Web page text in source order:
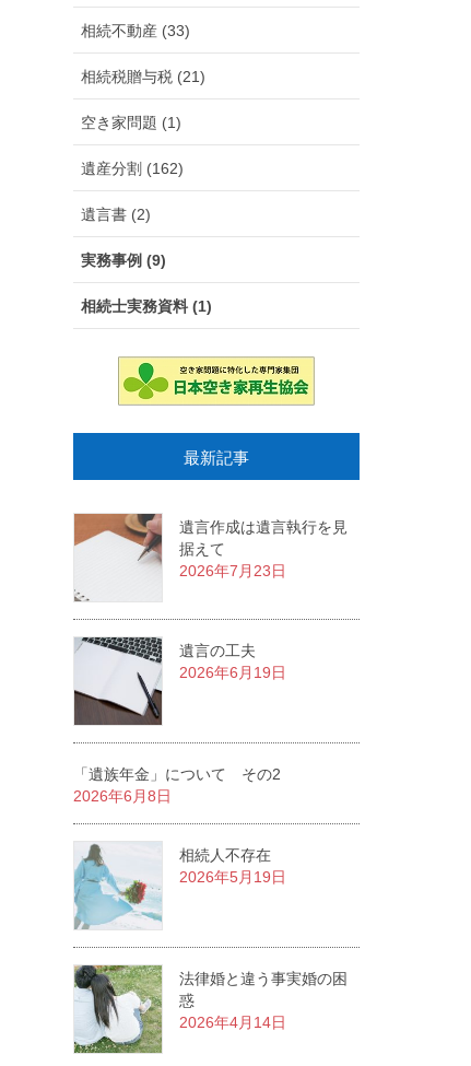
相続不動産 (33)
相続税贈与税 (21)
空き家問題 (1)
遺産分割 (162)
遺言書 (2)
実務事例 (9)
相続士実務資料 (1)
最新記事
遺言作成は遺言執行を見
据えて
2026年7月23日
遺言の工夫
2026年6月19日
「遺族年金」について その2
2026年6月8日
相続人不存在
2026年5月19日
法律婚と違う事実婚の困
惑
2026年4月14日